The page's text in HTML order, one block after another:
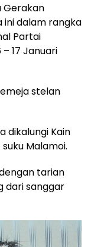
Gerakan
ini dalam rangka
Partai
17 Januari
stelan
dikalungi Kain
Malamoi.
tarian
dari sanggar